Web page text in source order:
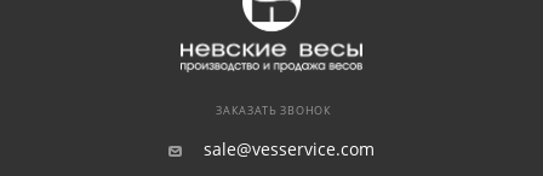
ЗАКАЗАТЬ ЗВОНОК
sale@vesservice.com